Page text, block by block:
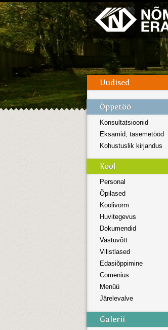
Menüü
Galerii
Konsultatsioonid
Eksamid, tasemetööd
Kohustuslik kirjandus
Personal
Õpilased
Koolivorm
Huvitegevus
Dokumendid
Vastuvõtt
Vilistlased
Edasiõppimine
Comenius
Menüü
Järelevalve